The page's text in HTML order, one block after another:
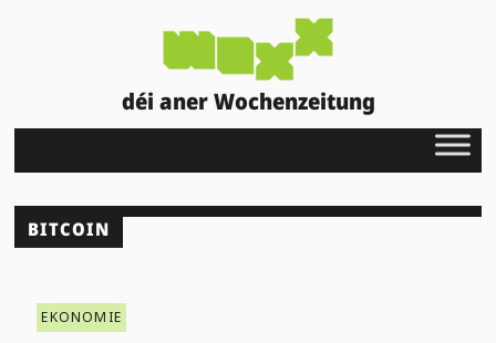
déi aner Wochenzeitung
BITCOIN
EKONOMIE